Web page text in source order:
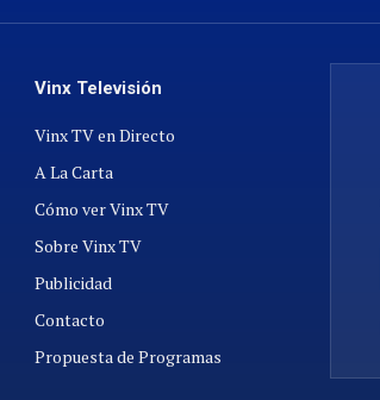
Vinx Televisión
Vinx TV en Directo
A La Carta
Cómo ver Vinx TV
Sobre Vinx TV
Publicidad
Contacto
Propuesta de Programas